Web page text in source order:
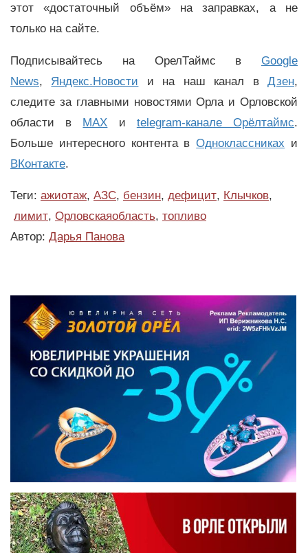
этот «достаточный объём» на заправках, а не
только на сайте.
Подписывайтесь на ОрелТаймс в Google
News, Яндекс.Новости и на наш канал вДзен,
следите за главными новостями Орла и Орловской
области в MAX и telegram-канале Орёлтаймс.
Больше интересного контента вОдноклассниках и
ВКонтакте.
Теги: ажиотаж, АЗС, бензин, дефицит, Клычков,
лимит, Орловскаяобласть, топливо
Автор: Дарья Панова